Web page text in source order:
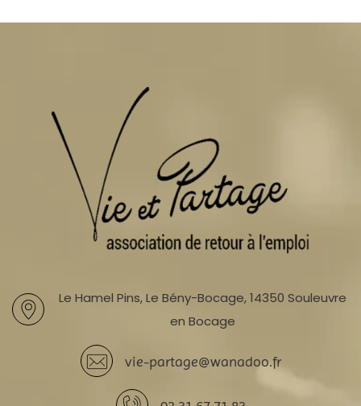
Le Hamel Pins, Le Bény-Bocage, 14350 Souleuvre
en Bocage
vie-partage@wanadoo.fr